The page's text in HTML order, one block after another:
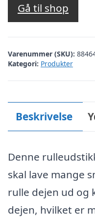
Gå til shop
Varenummer (SKU):
Kategori: Produkter
Beskrivelse
Denne
skal lave mange
rulle dejen ud og
dejen, hvilket er